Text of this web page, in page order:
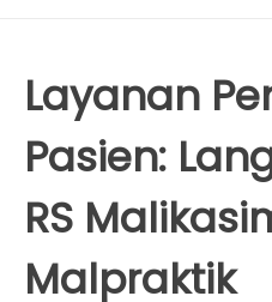
Layanan
Pasien:
RS
Malpraktik